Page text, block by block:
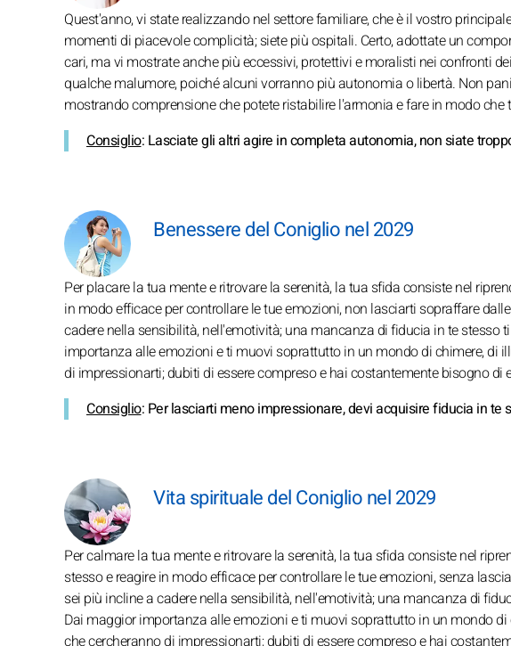
Quest'anno, vi state realizzando nel settore familiare, che è il vostro
momenti di piacevole complicità; siete più ospitali. Certo, adottate un
cari, ma vi mostrate anche più eccessivi, protettivi e moralisti nei confronti
qualche malumore, poiché alcuni vorranno più autonomia o libertà. Non
mostrando comprensione che potete ristabilire l'armonia e fare in modo
Consiglio: Lasciate gli altri agire in completa autonomia, non siate
Benessere del Coniglio nel 2029
Per placare la tua mente e ritrovare la serenità, la tua sfida consiste nel
in modo efficace per controllare le tue emozioni, non lasciarti sopraffare
cadere nella sensibilità, nell'emotività; una mancanza di fiducia in te stesso
importanza alle emozioni e ti muovi soprattutto in un mondo di chimere, di
di impressionarti; dubiti di essere compreso e hai costantemente bisogno di
Consiglio: Per lasciarti meno impressionare, devi acquisire fiducia in te
Vita spirituale del Coniglio nel 2029
Per calmare la tua mente e ritrovare la serenità, la tua sfida consiste nel
stesso e reagire in modo efficace per controllare le tue emozioni, senza
sei più incline a cadere nella sensibilità, nell'emotività; una mancanza di
Dai maggior importanza alle emozioni e ti muovi soprattutto in un mondo
che cercheranno di impressionarti; dubiti di essere compreso e hai